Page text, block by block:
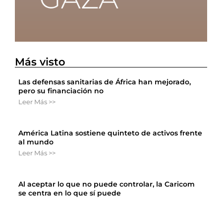
Más visto
Las defensas sanitarias de África han mejorado,
pero su financiación no
Leer Más >>
América Latina sostiene quinteto de activos frente
al mundo
Leer Más >>
Al aceptar lo que no puede controlar, la Caricom
se centra en lo que sí puede